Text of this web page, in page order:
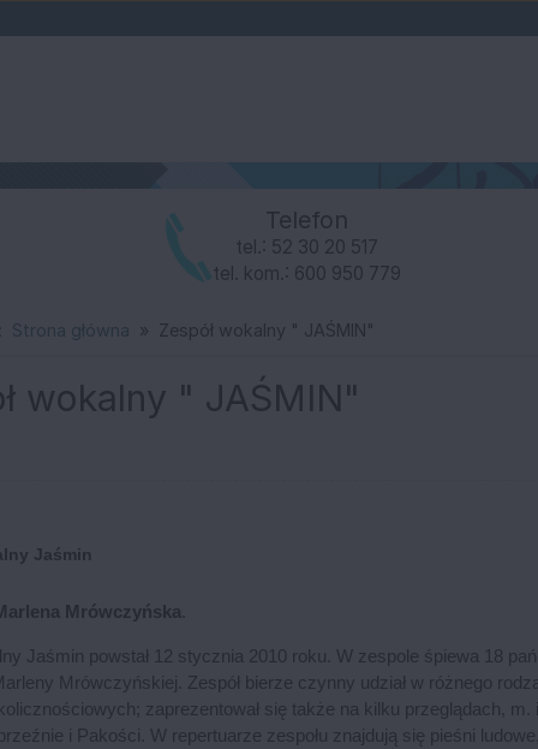
Telefon
tel.: 52 30 20 517
tel. kom.: 600 950 779
Domu Kultury
Strona główna Zespół wokalny " JAŚMIN"
wokalny " JAŚMIN"
Jaśmin
Mrówczyńska
Jaśmin powstał 12 stycznia 2010 roku. W zespole śpiewa 18
Mrówczyńskiej. Zespół bierze czynny udział w różnego
zaprezentował się także na kilku przeglądach, m.
i Pakości. W repertuarze zespołu znajdują się pieśni ludowe,